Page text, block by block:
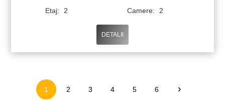
Etaj:
2 Camere: 2
DETALII
1 2 3 4 5 6